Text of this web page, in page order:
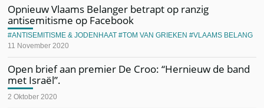
Opnieuw Vlaams Belanger betrapt op ranzig
antisemitisme op Facebook
11 November 2020
ANTISEMITISME & JODENHAAT TOM VAN GRIEKEN VLAAMS BELANG
Open brief aan premier De Croo: “Hernieuw de band
met Israël”.
2 Oktober 2020